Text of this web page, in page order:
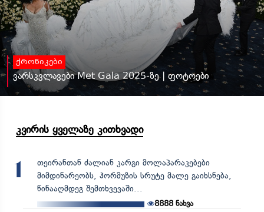
ქრონიკები
ვარსკვლავები Met Gala 2025-ზე | ფოტოები
კვირის ყველაზე კითხვადი
1
თეირანთან ძალიან კარგი მოლაპარაკებები
მიმდინარეობს, ჰორმუზის სრუტე მალე გაიხსნება,
წინააღმდეგ შემთხვევაში...
8888 ნახვა